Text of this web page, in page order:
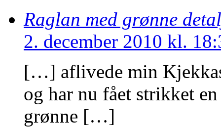
Raglan med grønne
2. december 2010 kl.
[…] aflivede min
og har nu fået strikket
grønne […]